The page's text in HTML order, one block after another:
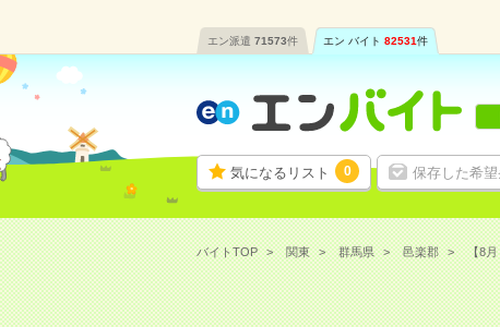
エン派遣 71573件 エン バイト 82531件
気になるリスト 0 保存した希
バイトTOP 関東 群馬県 邑楽郡 【8月